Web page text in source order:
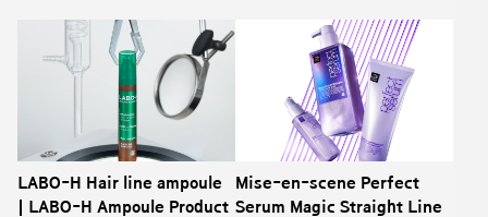
LABO-H Hair line ampoule
| LABO-H Ampoule Product
Mise-en-scene Perfect
Serum Magic Straight Line